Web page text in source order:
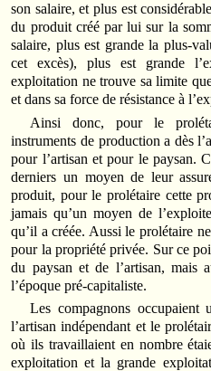
son salaire, et plus est
du produit créé par lui sur la
salaire, plus est grande la plus-
cet excès), plus est grande
exploitation ne trouve sa limite
et dans sa force de résistance à
Ainsi donc, pour le
instruments de production a dès
pour l’artisan et pour le paysan.
derniers un moyen de leur
produit, pour le prolétaire cette
jamais qu’un moyen de
qu’il a créée. Aussi le prolétaire
pour la propriété privée. Sur ce
du paysan et de l’artisan, mais
l’époque pré-capitaliste.
Les compagnons occupaient
l’artisan indépendant et le
où ils travaillaient en nombre
exploitation et la grande